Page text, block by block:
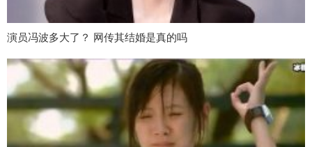
演员冯波多大了？ 网传其结婚是真的吗